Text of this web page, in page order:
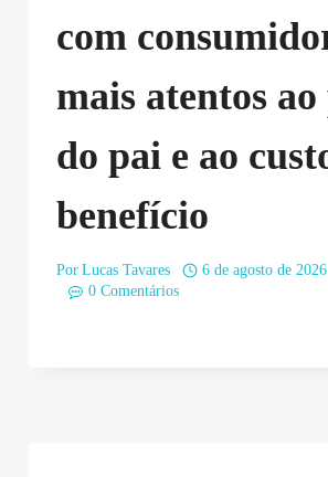
com
mais atentos
do pai e ao
benefício
Por Lucas Tavares
6 de agosto de 2026
0 Comentários